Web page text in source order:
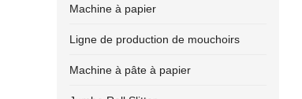
Machine à papier
Ligne de production de mouchoirs
Machine à pâte à papier